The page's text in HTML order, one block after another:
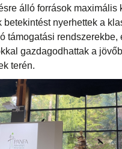
álló források maximális
betekintést nyerhettek a
támogatási rendszerekbe,
gazdagodhattak a
terén.